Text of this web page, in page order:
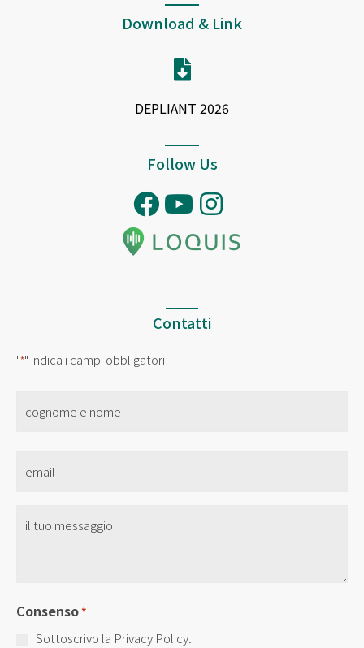
Download & Link
DEPLIANT 2026
Follow Us
Contatti
"*" indica i campi obbligatori
Titolo
Consenso*
Sottoscrivo la Privacy Policy.